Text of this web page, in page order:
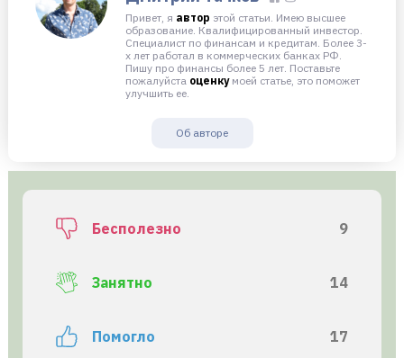
Привет, я автор этой статьи. Имею высшее
образование. Квалифицированный инвестор.
Специалист по финансам и кредитам. Более 3-
х лет работал в коммерческих банках РФ.
Пишу про финансы более 5 лет. Поставьте
пожалуйста оценкумоей статье, это поможет
улучшить ее.
Об авторе
Бесполезно 9
Занятно 14
Помогло 17